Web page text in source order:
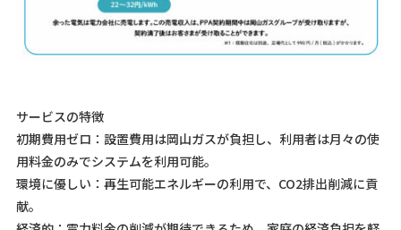
サービスの特徴
初期費用ゼロ：設置費用は岡山ガスが負担し、利用者は月々の使
用料金のみでシステムを利用可能。
環境に優しい：再生可能エネルギーの利用で、CO2排出削減に貢
献。